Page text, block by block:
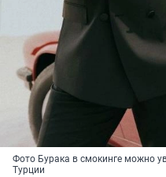
Фото Бурака в смокинге можно
Турции